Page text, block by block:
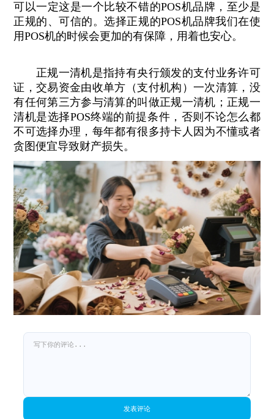
可以一定这是一个比较不错的POS机品牌，至少是
正规的、可信的。选择正规的POS机品牌我们在使
用POS机的时候会更加的有保障，用着也安心。
正规一清机是指持有央行颁发的支付业务许可
证，交易资金由收单方（支付机构）一次清算，没
有任何第三方参与清算的叫做正规一清机；正规一
清机是选择POS终端的前提条件，否则不论怎么都
不可选择办理，每年都有很多持卡人因为不懂或者
贪图便宜导致财产损失。
发表评论